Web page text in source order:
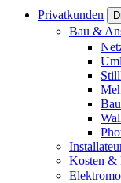
Privatkunden
Bau &
Kosten &